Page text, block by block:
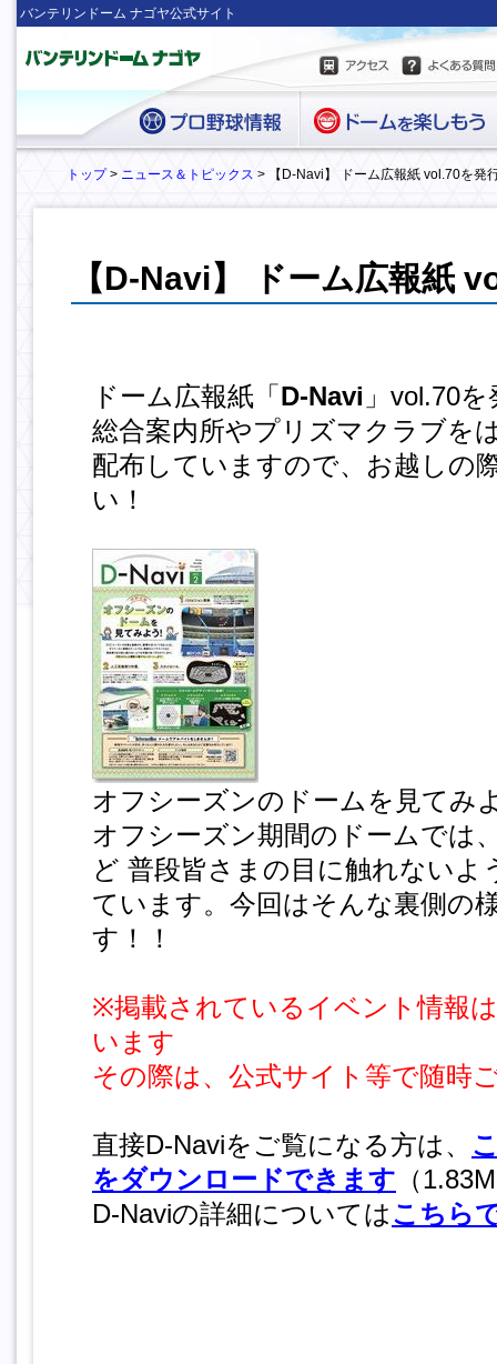
バンテリンドーム ナゴヤ公式サイト
トップ> ニュース＆トピックス > 【D-Navi】 ドーム広報紙 vol.70を発
【D-Navi】 ドーム広報紙
ドーム広報紙「 D-Navi 」vol.70
総合案内所やプリズマクラブを
配布していますので、お越しの
い！
オフシーズンのドームを見てみ
オフシーズン期間のドームでは
ど 普段皆さまの目に触れないよ
ています。今回はそんな裏側の
す！！
※掲載されているイベント情報
います
その際は、公式サイト等で随時
直接D-Naviをご覧になる方は、
をダウンロードできます （
D-Naviの詳細についてはこちら